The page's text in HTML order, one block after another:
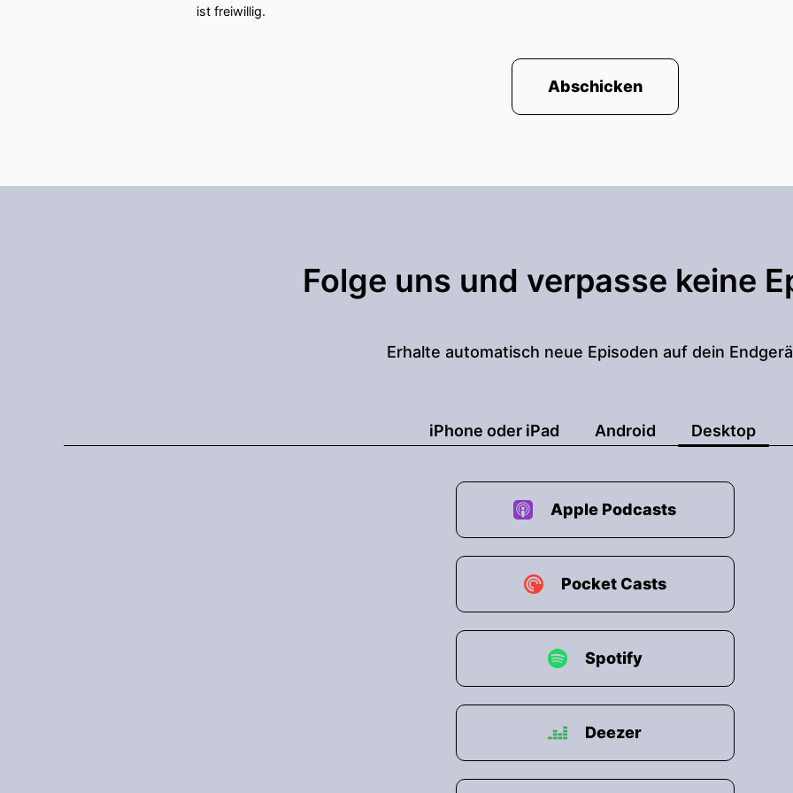
ist freiwillig.
Abschicken
Folge uns und verpasse keine
Erhalte automatisch neue Episoden auf dein
iPhone oder iPad Android Desktop
Apple Podcasts
Pocket Casts
Spotify
Deezer